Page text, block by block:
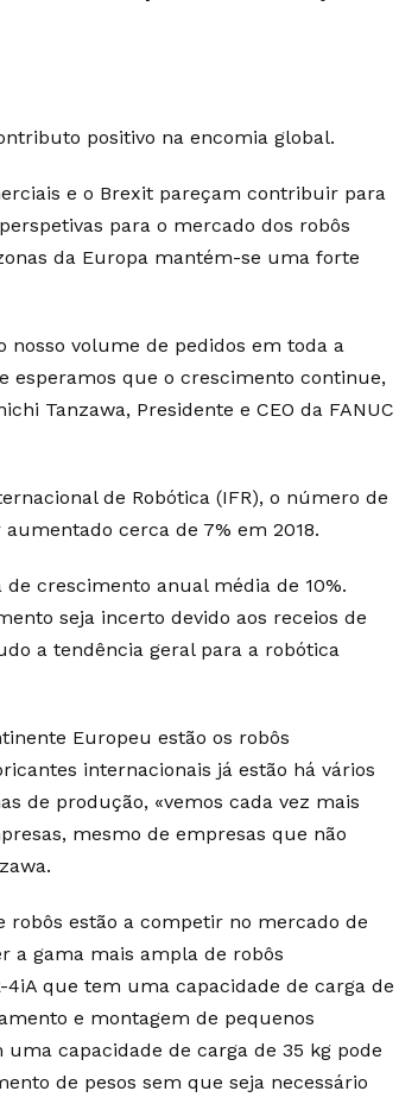
positivo na encomia global.
e o Brexit pareçam contribuir para
para o mercado dos robôs
da Europa mantém-se uma forte
nosso volume de pedidos em toda a
esperamos que o crescimento continue,
Tanzawa, Presidente e CEO da FANUC
de Robótica (IFR), o número de
cerca de 7% em 2018.
de crescimento anual média de 10%.
seja incerto devido aos receios de
a tendência geral para a robótica
Europeu estão os robôs
internacionais já estão há vários
de produção, «vemos cada vez mais
mesmo de empresas que não
estão a competir no mercado de
a gama mais ampla de robôs
que tem uma capacidade de carga de
e montagem de pequenos
capacidade de carga de 35 kg pode
de pesos sem que seja necessário